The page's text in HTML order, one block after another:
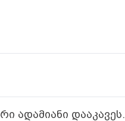
ადამიანი დააკავეს.